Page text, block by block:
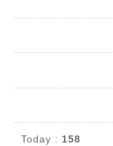
Today : 158